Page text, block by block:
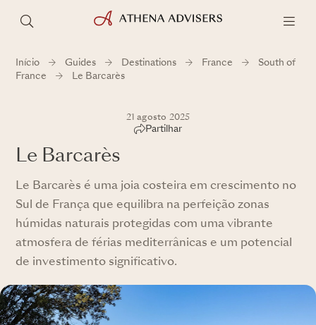
Início Guides Destinations France
South of
France
Le Barcarès
21 agosto 2025
Partilhar
Le Barcarès
Le Barcarès é uma joia costeira em crescimento no
Sul de França que equilibra na perfeição zonas
húmidas naturais protegidas com uma vibrante
atmosfera de férias mediterrânicas e um potencial
de investimento significativo.